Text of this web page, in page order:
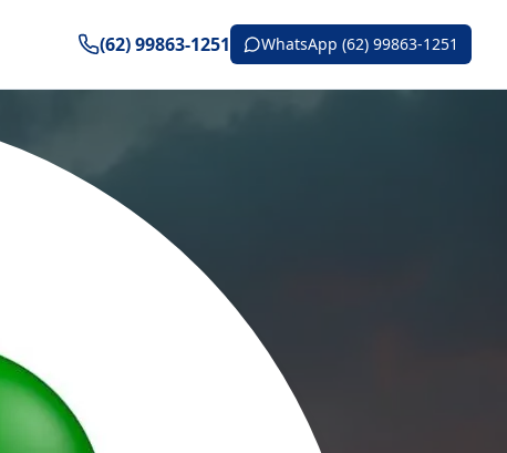
(62) 99863-1251 WhatsApp (62) 99863-1251